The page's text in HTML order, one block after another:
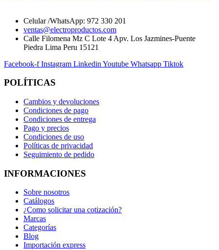
Celular /WhatsApp: 972 330 201
ventas@electroproductos.com
Calle Filomena Mz C Lote 4 Apv. Los Jazmines-Puente
Piedra Lima Peru 15121
Facebook-f Instagram Linkedin Youtube Whatsapp Tiktok
POLÍTICAS
Cambios y devoluciones
Condiciones de pago
Condiciones de entrega
Pago y precios
Condiciones de uso
Políticas de privacidad
Seguimiento de pedido
INFORMACIONES
Sobre nosotros
Catálogos
¿Como solicitar una cotización?
Marcas
Categorías
Blog
Importación express